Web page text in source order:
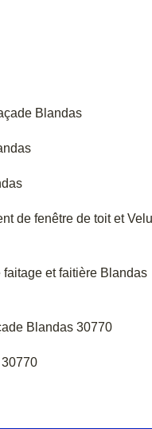
Blandas
de fenêtre de toit et
et faitière Blandas
Blandas 30770